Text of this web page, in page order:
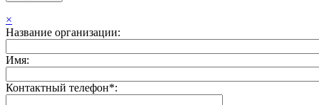
×
Название организации:
Имя:
Контактный телефон*: